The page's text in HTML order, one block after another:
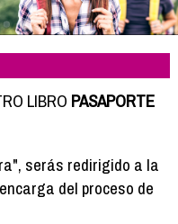
LIBRO PASAPORTE
serás redirigido a la
del proceso de